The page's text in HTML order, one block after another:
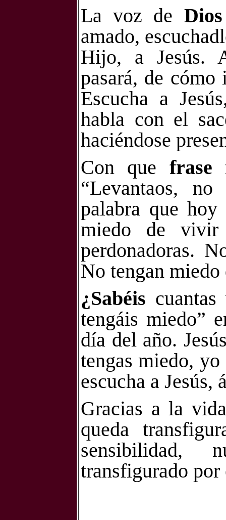
La voz de
amado,
Hijo, a Jesús.
pasará, de
Escucha a
habla con el
haciéndose
Con que frase
“Levantaos,
palabra que
miedo de vivir
perdonadoras.
No tengan
¿Sabéis
tengáis miedo”
día del año.
tengas miedo,
escucha a Jesús,
Gracias a la
queda
sensibilidad,
transfigurado por